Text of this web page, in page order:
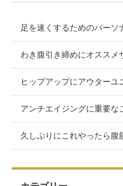
足を速くするためのパーソ
わき腹引き締めにオススメ
ヒップアップにアウターユ
アンチエイジングに重要な
久しぶりにこれやったら腹